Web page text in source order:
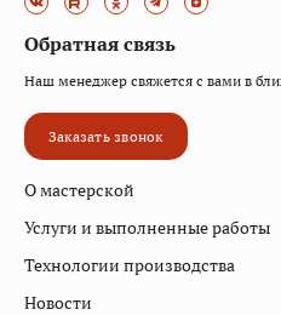
О мастерской
Услуги и выполненные работы
Технологии производства
Новости
Обратная связь
Наш менеджер свяжется с вами в
Заказать звонок